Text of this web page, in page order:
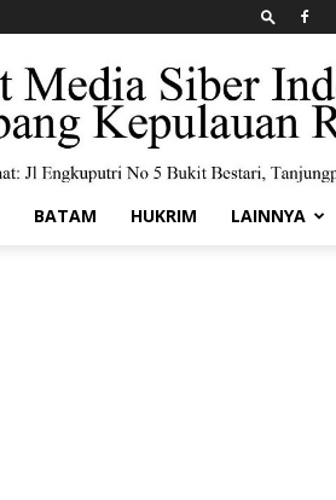
BATAM HUKRIM LAINNYA